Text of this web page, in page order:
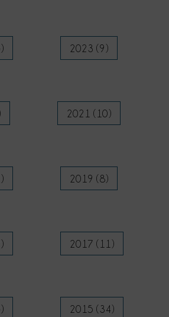
2023 (9)
2021 (10)
2019 (8)
2017 (11)
2015 (34)